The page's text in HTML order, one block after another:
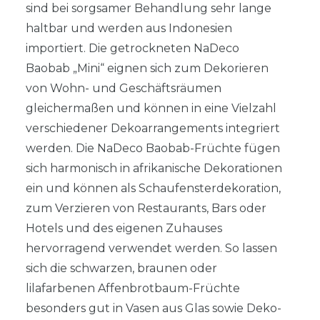
sind bei sorgsamer Behandlung sehr lange
haltbar und werden aus Indonesien
importiert. Die getrockneten NaDeco
Baobab „Mini“ eignen sich zum Dekorieren
von Wohn- und Geschäftsräumen
gleichermaßen und können in eine Vielzahl
verschiedener Dekoarrangements integriert
werden. Die NaDeco Baobab-Früchte fügen
sich harmonisch in afrikanische Dekorationen
ein und können als Schaufensterdekoration,
zum Verzieren von Restaurants, Bars oder
Hotels und des eigenen Zuhauses
hervorragend verwendet werden. So lassen
sich die schwarzen, braunen oder
lilafarbenen Affenbrotbaum-Früchte
besonders gut in Vasen aus Glas sowie Deko-